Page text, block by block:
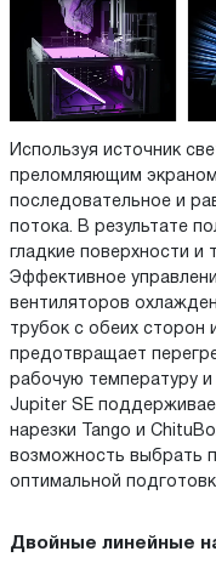
Используя источник
преломляющим
последовательное и
потока. В результате
гладкие поверхности
Эффективное
вентиляторов
трубок с обеих сторон
предотвращает
рабочую температуру
Jupiter SE
нарезки Tango и
возможность выбрать
оптимальной
Двойные линейные